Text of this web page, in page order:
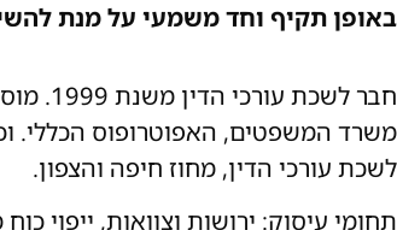
באופן תקיף וחד משמעי על מנת
חבר לשכת עורכי הדין משנת 1999. מוסמך לערוך
משרד המשפטים, האפוטרופוס הכללי.
לשכת עורכי הדין, מחוז חיפה והצפון.
תחומי עיסוק: ירושות וצוואות, ייפוי